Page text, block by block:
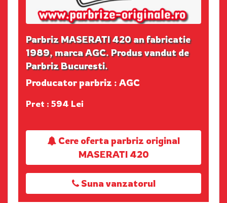
Parbriz MASERATI 420 an fabricatie
1989, marca AGC. Produs vandut de
Parbriz Bucuresti.
Producator parbriz : AGC
Pret : 594 Lei
Cere oferta parbriz original
MASERATI 420
Suna vanzatorul